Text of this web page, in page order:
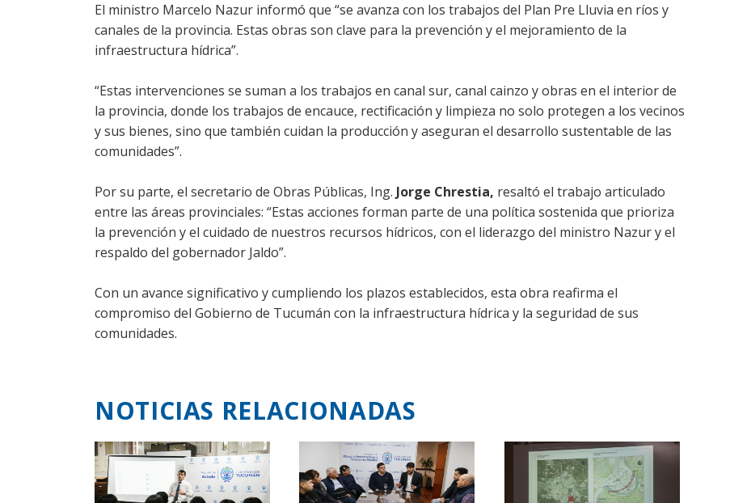
El ministro Marcelo Nazur informó que “se avanza con los trabajos del Plan Pre Lluvia en ríos y
canales de la provincia. Estas obras son clave para la prevención y el mejoramiento de la
infraestructura hídrica”.
“Estas intervenciones se suman a los trabajos en canal sur, canal cainzo y obras en el interior de
la provincia, donde los trabajos de encauce, rectificación y limpieza no solo protegen a los vecinos
y sus bienes, sino que también cuidan la producción y aseguran el desarrollo sustentable de las
comunidades”.
Por su parte, el secretario de Obras Públicas, Ing. Jorge Chrestia, resaltó el trabajo articulado
entre las áreas provinciales: “Estas acciones forman parte de una política sostenida que prioriza
la prevención y el cuidado de nuestros recursos hídricos, con el liderazgo del ministro Nazur y el
respaldo del gobernador Jaldo”.
Con un avance significativo y cumpliendo los plazos establecidos, esta obra reafirma el
compromiso del Gobierno de Tucumán con la infraestructura hídrica y la seguridad de sus
comunidades.
NOTICIAS RELACIONADAS